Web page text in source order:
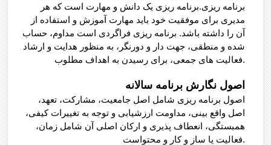
برنامه ریزی.برنامه ریزی یک دانش و مهارت است که هر
مدیری برای موفقیت خود باید مهارت آموزش و استفاده از
آن را داشته باشد. برنامه ریزی فراگردی است مداوم، حساب
شده و منطقی، جهت دار و دورنگر، به منظور هدایت و ارشاد
فعالیت های جمعی، برای رسیدن به اهداف مطلوب.
اصول نگارش برنامه سالانه
اصول برنامه ریزی شامل اصل جامعیت، مشارکت، تعهد،
اصل واقع بینی، مداومت ارزشیابی و توجه به تغییرات کیفی،
همبستگی، انعطاف پذیری و ارکان اصلی آن شامل زمان،
فعالیت یا ساز و کار و محتواست.